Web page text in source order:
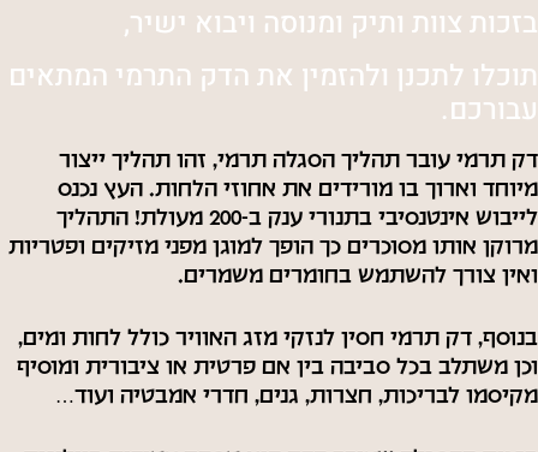
בזכות צוות ותיק ומנוסה ויבוא ישיר,
תוכלו לתכנן ולהזמין את הדק התרמי המתאים
עבורכם.
דק תרמי עובר תהליך הסגלה תרמי, זהו תהליך ייצור
מיוחד וארוך בו מורידים את אחוזי הלחות. העץ נכנס
לייבוש אינטנסיבי בתנורי ענק ב-200 מעולת! התהליך
מרוקן אותו מסוכרים כך הופך למוגן מפני מזיקים ופטריות
ואין צורך להשתמש בחומרים משמרים.
בנוסף, דק תרמי חסין לנזקי מזג האוויר כולל לחות ומים,
וכן משתלב בכל סביבה בין אם פרטית או ציבורית ומוסיף
מקיסמו לבריכות, חצרות, גנים, חדרי אמבטיה ועוד…